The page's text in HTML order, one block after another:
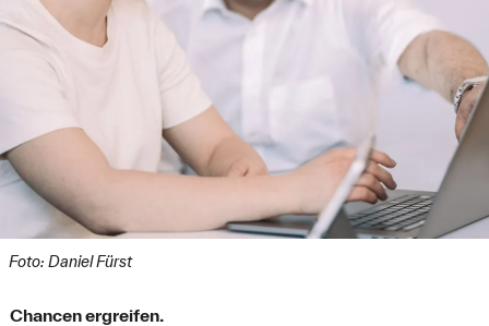
Foto: Daniel Fürst
Chancen ergreifen.